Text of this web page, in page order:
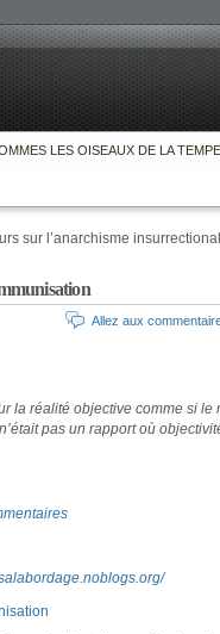
LES OISEAUX DE LA
sur l’anarchisme
Allez aux
la réalité objective comme si le
pas un rapport où